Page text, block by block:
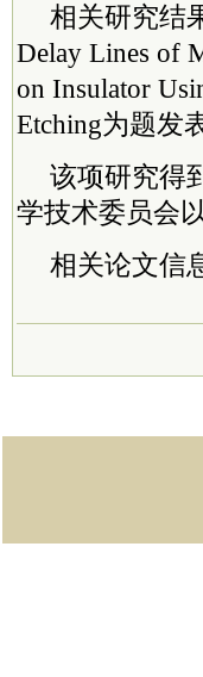
相关研究结
Delay Lines of
on Insulator
Etching为题发
该项研究得
学技术委员会
相关论文信